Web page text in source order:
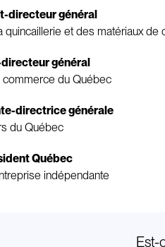
directeur général
et des matériaux de
général
du Québec
directrice générale
du Québec
Québec
indépendante
Est-